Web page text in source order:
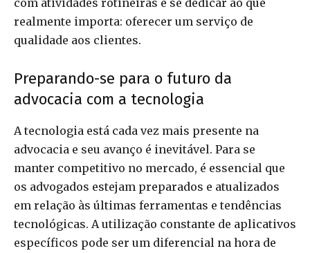
realmente importa: oferecer um serviço de
qualidade aos clientes.
Preparando-se para o futuro da
advocacia com a tecnologia
A tecnologia está cada vez mais presente na
advocacia e seu avanço é inevitável. Para se
manter competitivo no mercado, é essencial que
os advogados estejam preparados e atualizados
em relação às últimas ferramentas e tendências
tecnológicas. A utilização constante de aplicativos
específicos pode ser um diferencial na hora de